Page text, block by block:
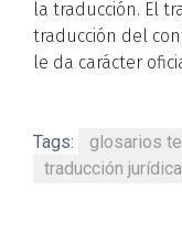
la traducción. El
traducción del
le da carácter
Tags: glosarios
traducción jurídica